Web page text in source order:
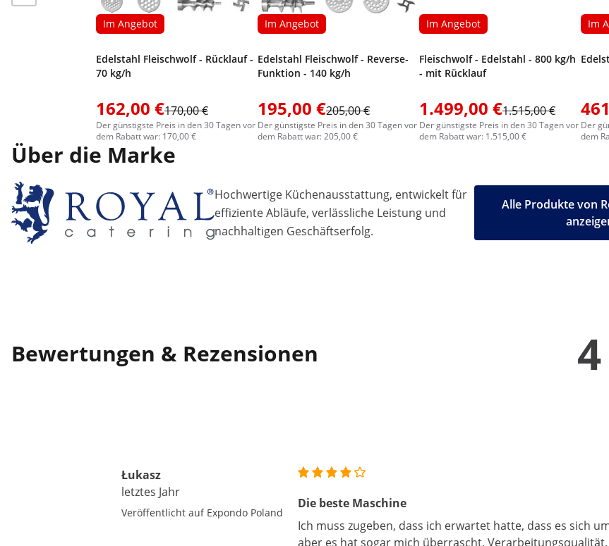
Im Angebot
Edelstahl Fleischwolf - Rücklauf -
70 kg/h
162,00 €170,00 €
Der günstigste Preis in den 30 Tagen vor
dem Rabatt war: 170,00 €
Im Angebot
Edelstahl Fleischwolf - Reverse-
Funktion - 140 kg/h
195,00 €205,00 €
Der günstigste Preis in den 30 Tagen vor
dem Rabatt war: 205,00 €
Im Angebot
Fleischwolf - Edelstahl - 800 kg/h
- mit Rücklauf
1.499,00 €1.515,00 €
Der günstigste Preis in den 30 Tagen vor
dem Rabatt war: 1.515,00 €
Im
Der
dem
Über die Marke
Hochwertige Küchenausstattung, entwickelt für
effiziente Abläufe, verlässliche Leistung und
nachhaltigen Geschäftserfolg.
Alle Produkte von
Bewertungen & Rezensionen 4
Łukasz
letztes Jahr
Veröffentlicht auf Expondo Poland
Die beste Maschine
Ich muss zugeben, dass ich erwartet hatte, dass es sich
aber es hat sogar mich überrascht. Verarbeitungsqualität,